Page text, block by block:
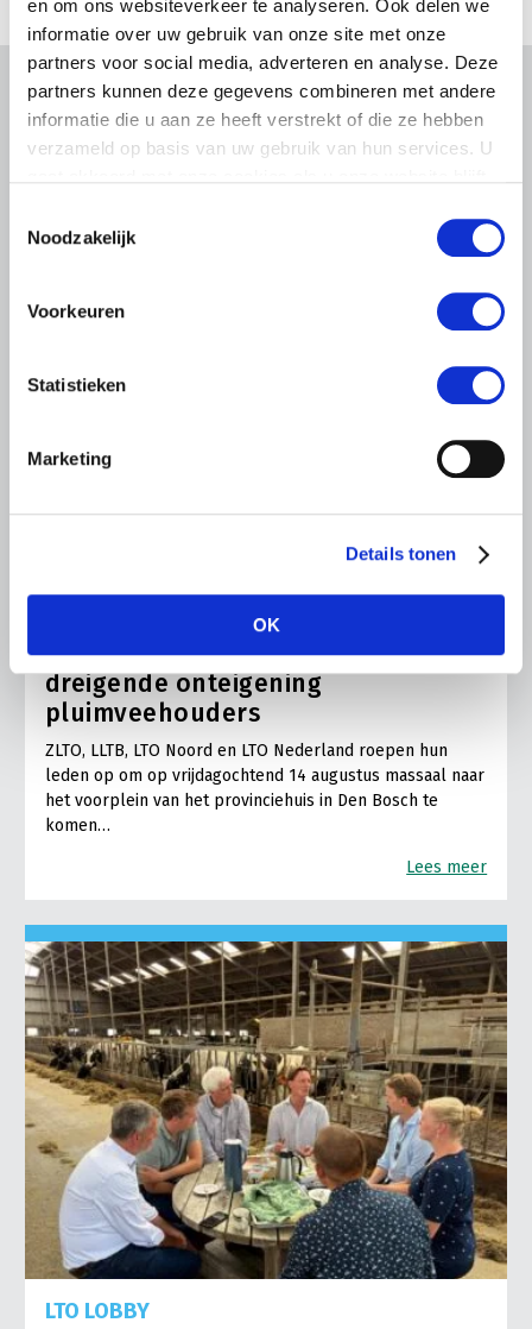
en om ons websiteverkeer te analyseren. Ook delen we
informatie over uw gebruik van onze site met onze
partners voor social media, adverteren en analyse. Deze
partners kunnen deze gegevens combineren met andere
informatie die u aan ze heeft verstrekt of die ze hebben
verzameld op basis van uw gebruik van hun services. U
Noodzakelijk
Voorkeuren
Statistieken
Marketing
Details tonen
OK
Gerelateerd nieuws
LTO sluit aan bij demonstratie tegen
dreigende onteigening
pluimveehouders
ZLTO, LLTB, LTO Noord en LTO Nederland roepen hun
leden op om op vrijdagochtend 14 augustus massaal naar
het voorplein van het provinciehuis in Den Bosch te
komen…
Lees meer
LTO LOBBY